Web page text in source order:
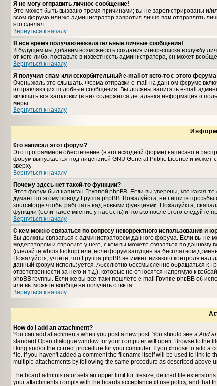
Я не могу отправить личное сообщение!
Это может быть вызвано тремя причинами; вы не зарегистрированы
всем форуме или же администратор запретил лично вам отправлять
это сделал.
Вернуться к началу
Я всё время получаю нежелательные личные сообщения!
В будущем мы добавим возможность создания игнор-списка в службу
от кого-либо, поставьте в известность администратора, он может
Вернуться к началу
Я получил спам или оскорбительный e-mail от кого-то с этого
Очень жаль это слышать. Форма отправки e-mail на данном форуме
отправляющих подобные сообщения. Вы должны написать e-mail
включить все заголовки (в них содержится детальная информация о
меры.
Вернуться к началу
Кто написал этот форум?
Это программное обеспечение (в его исходной форме) написано и
форум выпускается под лицензией GNU General Public Licence и может
вверху
Вернуться к началу
Почему здесь нет такой-то функции?
Этот форум был написан Группой phpBB. Если вы уверены, что какая-
думает по этому поводу Группа phpBB. Пожалуйста, не пишите
sourceforge чтобы работать над новыми функциями. Пожалуйста,
функции (если такое мнение у нас есть) и только после этого следуйте
Вернуться к началу
С кем можно связаться по вопросу некорректного использования и
Вы должны связаться с администратором данного форума. Если вы не
модератором и спросите у него, с кем вы можете связаться по данному
(сделайте whois lookup) или, если форум запущен на бесплатном
Пожалуйста, учтите, что Группа phpBB не имеет никакого контроля
данный форум используется. Абсолютно бессмысленно обращаться к
ответственности за него и т.д.), которые не относятся напрямую к
phpBB группы. Если же вы все-таки пошлёте e-mail Группе phpBB об
или вы можете вообще не получить ответа.
Вернуться к началу
How do I add an attachment?
You can add attachments when you post a new post. You should see aAdd
standard Open dialogue window for your computer will open. Browse to the
liking and/or the correct procedure for your computer. If you choose to add a
file. If you haven't added a comment the filename itself will be used to link to
multiple attachements by following the same procedure as described above
The board administrator sets an upper limit for filesize, defined file
your attachments comply with the boards acceptance of use policy, and that